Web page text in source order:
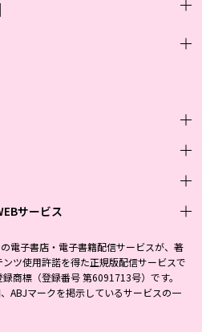
新書
みタイ yomitai
フィクション
サービス
ア
電子書店・電子書籍配信サービスが、著
ツ使用許諾を得た正規版配信サービスで
商標（登録番号 第6091713号）です。
ABJマークを掲示しているサービスの一